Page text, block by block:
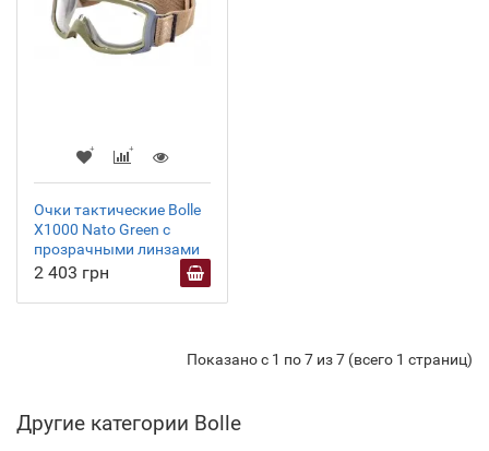
Очки тактические Bolle
X1000 Nato Green с
прозрачными линзами
2 403 грн
Показано с 1 по 7 из 7 (всего 1 страниц)
Другие категории Bolle